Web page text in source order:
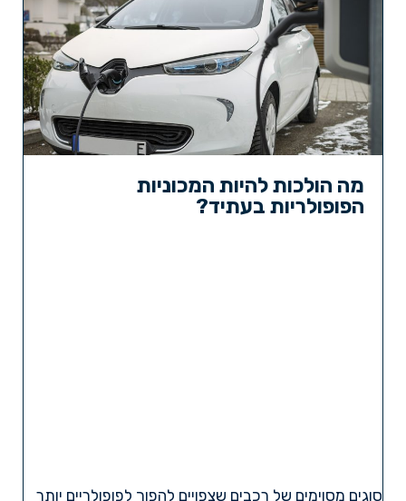
מה הולכות להיות המכוניות
הפופולריות בעתיד?
סוגים מסוימים של רכבים שצפויים להפוך לפופולריים יותר